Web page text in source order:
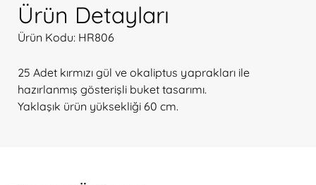
Ürün Detayları
Ürün Kodu: HR806
25 Adet kırmızı gül ve okaliptus yaprakları ile
hazırlanmış gösterişli buket tasarımı.
Yaklaşık ürün yüksekliği 60 cm.